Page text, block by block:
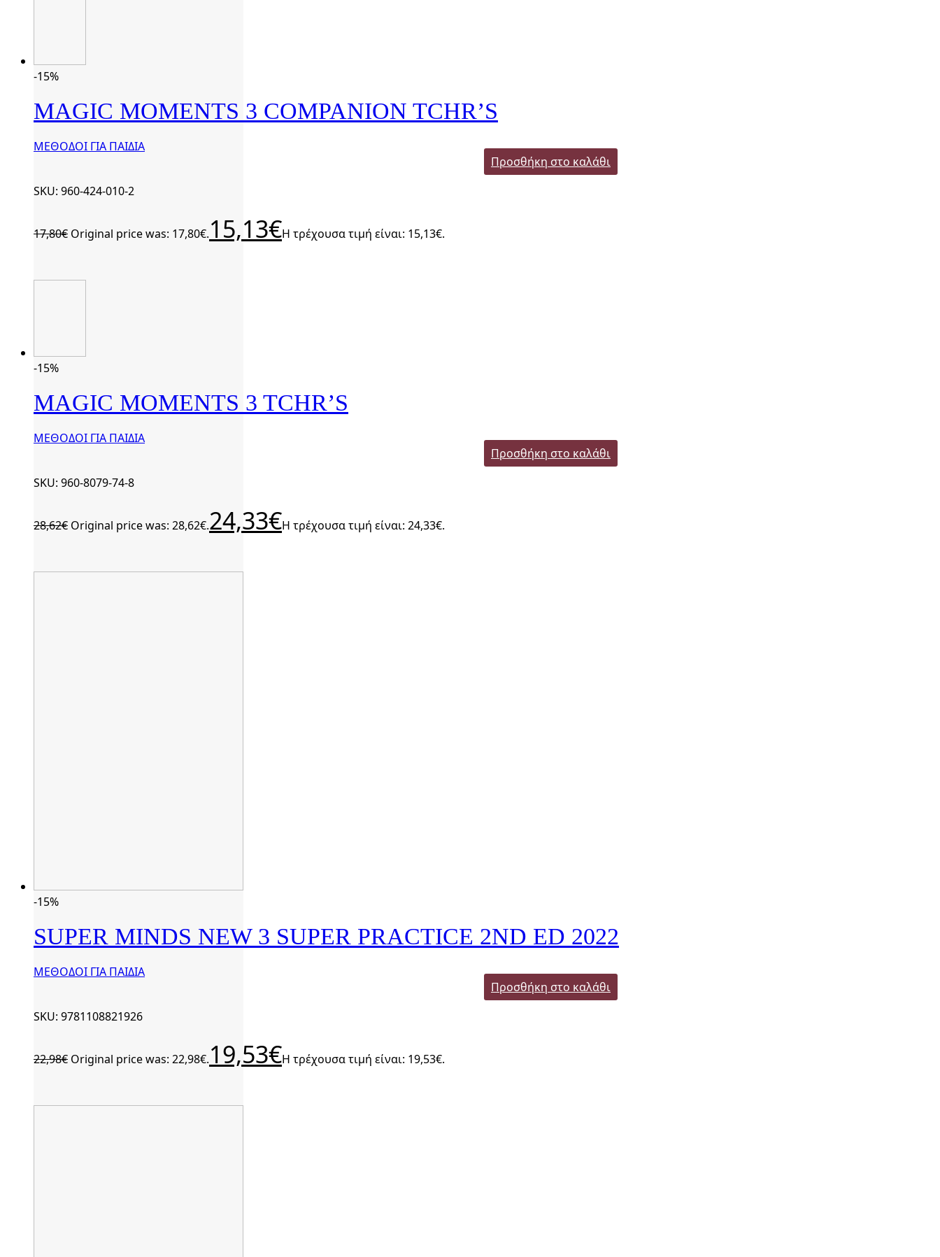
-15%
MAGIC MOMENTS 3 COMPANION TCHR’S
ΜΕΘΟΔΟΙ ΓΙΑ ΠΑΙΔΙΑ
Προσθήκη στο καλάθι
SKU: 960-424-010-2
17,80€ Original price was: 17,80€.15,13€Η τρέχουσα τιμή είναι: 15,13€.
-15%
MAGIC MOMENTS 3 TCHR’S
ΜΕΘΟΔΟΙ ΓΙΑ ΠΑΙΔΙΑ
Προσθήκη στο καλάθι
SKU: 960-8079-74-8
28,62€ Original price was: 28,62€.24,33€Η τρέχουσα τιμή είναι: 24,33€.
-15%
SUPER MINDS NEW 3 SUPER PRACTICE 2ND ED 2022
ΜΕΘΟΔΟΙ ΓΙΑ ΠΑΙΔΙΑ
Προσθήκη στο καλάθι
SKU: 9781108821926
22,98€ Original price was: 22,98€.19,53€Η τρέχουσα τιμή είναι: 19,53€.